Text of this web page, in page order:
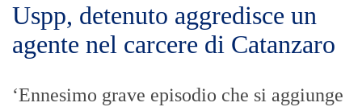
Uspp, detenuto aggredisce un
agente nel carcere di Catanzaro
‘Ennesimo grave episodio che si aggiunge